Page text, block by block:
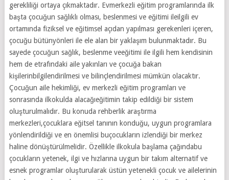
gerekliliği ortaya çıkmaktadır. Evmerkezli eğitim programlarında ilk
başta çocuğun sağlıklı olması, beslenmesi ve eğitimi ileilgili ev
ortamında fiziksel ve eğitimsel açıdan yapılması gerekenleri içeren,
çocuğu bütünyönleri ile ele alan bir yaklaşım bulunmaktadır. Bu
sayede çocuğun sağlık, beslenme veeğitimi ile ilgili hem kendisinin
hem de etrafındaki aile yakınları ve çocuğa bakan
kişilerinbilgilendirilmesi ve bilinçlendirilmesi mümkün olacaktır.
Çocuğun aile hekimliği, ev merkezli eğitim programları ve
sonrasında ilkokulda alacağıeğitimin takip edildiği bir sistem
oluşturulmalıdır. Bu konuda rehberlik araştırma
merkezleri,çocuklara eğitsel tanının konduğu, uygun programlara
yönlendirildiği ve en önemlisi buçocukların izlendiği bir merkez
haline dönüştürülmelidir. Özellikle ilkokula başlama çağındabu
çocukların yetenek, ilgi ve hızlarına uygun bir takım alternatif ve
esnek programlar oluşturularak üstün yetenekli çocuk ve ailelerinin